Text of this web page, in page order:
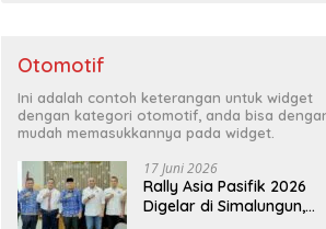
Otomotif
Ini adalah contoh keterangan untuk widget
dengan kategori otomotif, anda bisa
mudah memasukkannya pada widget.
17 Juni 2026
Rally Asia Pasifik 2026
Digelar di Simalungun,